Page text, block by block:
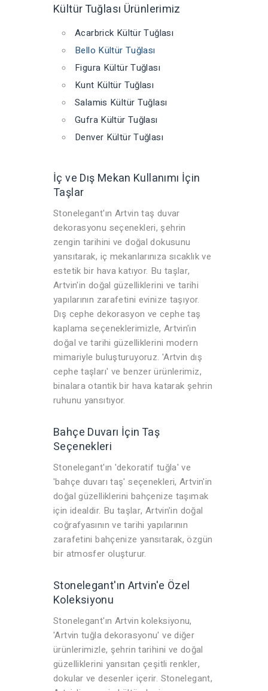
Kültür Tuğlası Ürünlerimiz
Acarbrick Kültür Tuğlası
Bello Kültür Tuğlası
Figura Kültür Tuğlası
Kunt Kültür Tuğlası
Salamis Kültür Tuğlası
Gufra Kültür Tuğlası
Denver Kültür Tuğlası
İç ve Dış Mekan Kullanımı İçin
Taşlar
Stonelegant'ın Artvin taş duvar
dekorasyonu seçenekleri, şehrin
zengin tarihini ve doğal dokusunu
yansıtarak, iç mekanlarınıza sıcaklık ve
estetik bir hava katıyor. Bu taşlar,
Artvin'in doğal güzelliklerini ve tarihi
yapılarının zarafetini evinize taşıyor.
Dış cephe dekorasyon ve cephe taş
kaplama seçeneklerimizle, Artvin'in
doğal ve tarihi güzelliklerini modern
mimariyle buluşturuyoruz. 'Artvin dış
cephe taşları' ve benzer ürünlerimiz,
binalara otantik bir hava katarak şehrin
ruhunu yansıtıyor.
Bahçe Duvarı İçin Taş
Seçenekleri
Stonelegant'ın 'dekoratif tuğla' ve
'bahçe duvarı taş' seçenekleri, Artvin'in
doğal güzelliklerini bahçenize taşımak
için idealdir. Bu taşlar, Artvin'in doğal
coğrafyasının ve tarihi yapılarının
zarafetini bahçenize yansıtarak, özgün
bir atmosfer oluşturur.
Stonelegant'ın Artvin'e Özel
Koleksiyonu
Stonelegant'ın Artvin koleksiyonu,
'Artvin tuğla dekorasyonu' ve diğer
ürünlerimizle, şehrin tarihini ve doğal
güzelliklerini yansıtan çeşitli renkler,
dokular ve desenler içerir. Stonelegant,